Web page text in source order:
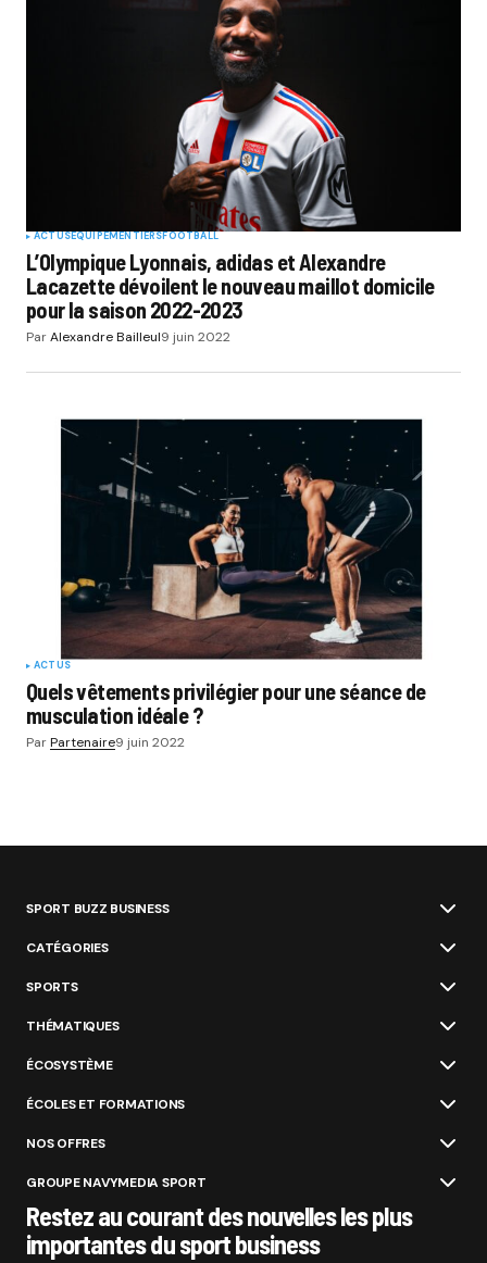
ACTUSEQUIPEMENTIERSFOOTBALL
L’Olympique Lyonnais, adidas et Alexandre
Lacazette dévoilent le nouveau maillot domicile
pour la saison 2022-2023
ParAlexandre Bailleul9 juin 2022
ACTUS
Quels vêtements privilégier pour une séance de
musculation idéale ?
ParPartenaire9 juin 2022
SPORT BUZZ BUSINESS
CATÉGORIES
SPORTS
THÉMATIQUES
ÉCOSYSTÈME
ÉCOLES ET FORMATIONS
NOS OFFRES
GROUPE NAVYMEDIA SPORT
Restez au courant des nouvelles les plus
importantes du sport business